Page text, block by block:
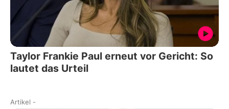
Taylor Frankie Paul erneut vor Gericht: So
lautet das Urteil
Artikel -